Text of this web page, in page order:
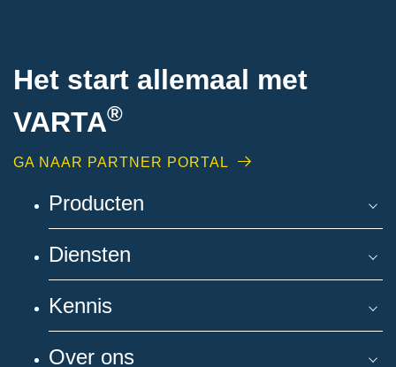
Het start allemaal met
VARTA®
GA NAAR PARTNER PORTAL
Producten
Diensten
Kennis
Over ons